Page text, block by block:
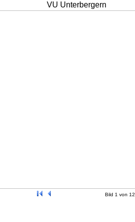
VU Unterbergern
Bild 1 von 12